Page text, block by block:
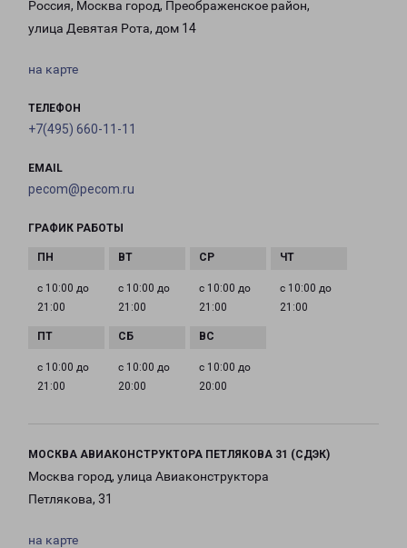
Россия, Москва город, Преображенское район,
улица Девятая Рота, дом 14
на карте
ТЕЛЕФОН
+7(495) 660-11-11
EMAIL
pecom@pecom.ru
ГРАФИК РАБОТЫ
с 10:00 до
21:00
с 10:00 до
21:00
с 10:00 до
21:00
с 10:00 до
21:00
с 10:00 до
21:00
с 10:00 до
20:00
с 10:00 до
20:00
МОСКВА АВИАКОНСТРУКТОРА ПЕТЛЯКОВА 31 (СДЭК)
Москва город, улица Авиаконструктора
Петлякова, 31
на карте